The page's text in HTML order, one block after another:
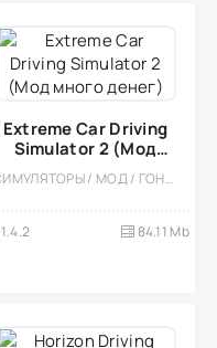
Extreme Car Driving
Simulator 2 (Мод
много денег)
СИМУЛЯТОРЫ / МОД / ГОНКИ / ФИЗИКА / ОДНОПОЛЬЗОВАТЕЛЬСКИЕ / СОРЕВНОВАТЕЛЬНАЯ / ВСТРОЕННЫЙ КЕШ / МАЛЕНЬКАЯ
1.4.2 84.11 Mb